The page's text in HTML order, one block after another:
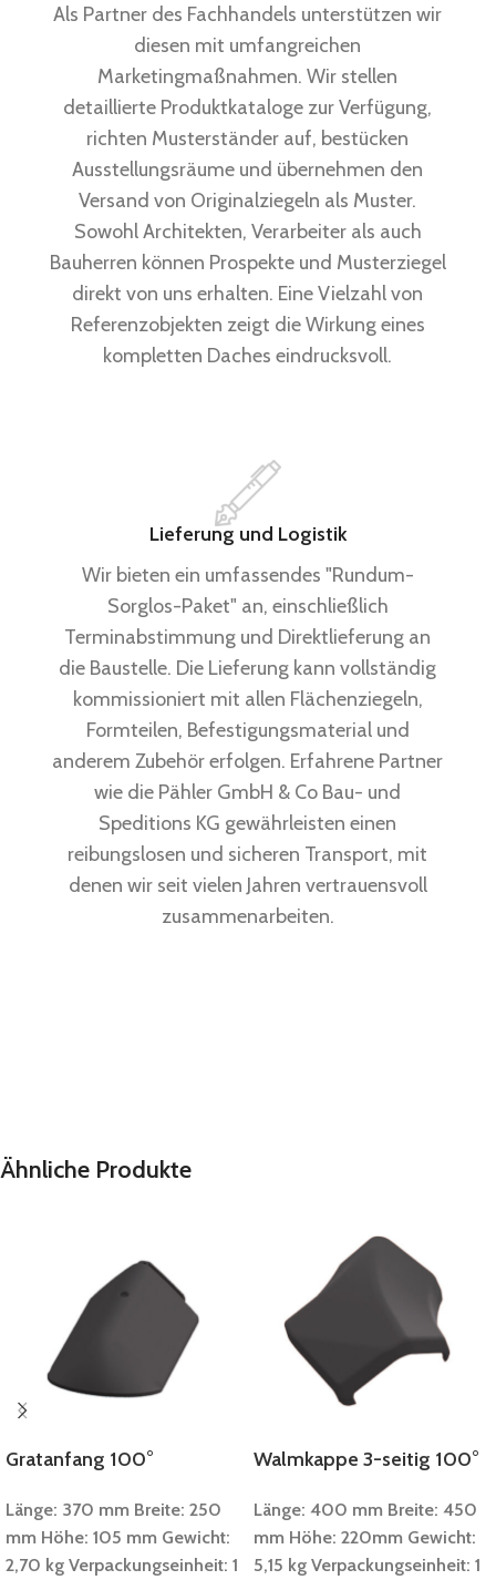
Als Partner des Fachhandels unterstützen wir
diesen mit umfangreichen
Marketingmaßnahmen. Wir stellen
detaillierte Produktkataloge zur Verfügung,
richten Musterständer auf, bestücken
Ausstellungsräume und übernehmen den
Versand von Originalziegeln als Muster.
Sowohl Architekten, Verarbeiter als auch
Bauherren können Prospekte und Musterziegel
direkt von uns erhalten. Eine Vielzahl von
Referenzobjekten zeigt die Wirkung eines
kompletten Daches eindrucksvoll.
Lieferung und Logistik
Wir bieten ein umfassendes "Rundum-
Sorglos-Paket" an, einschließlich
Terminabstimmung und Direktlieferung an
die Baustelle. Die Lieferung kann vollständig
kommissioniert mit allen Flächenziegeln,
Formteilen, Befestigungsmaterial und
anderem Zubehör erfolgen. Erfahrene Partner
wie die Pähler GmbH & Co Bau- und
Speditions KG gewährleisten einen
reibungslosen und sicheren Transport, mit
denen wir seit vielen Jahren vertrauensvoll
zusammenarbeiten.
Ähnliche Produkte
Gratanfang 100°
Länge: 370 mm Breite: 250
mm Höhe: 105 mm Gewicht:
2,70 kg Verpackungseinheit: 1
Walmkappe 3-seitig 100°
Länge: 400 mm Breite: 450
mm Höhe: 220mm Gewicht:
5,15 kg Verpackungseinheit: 1